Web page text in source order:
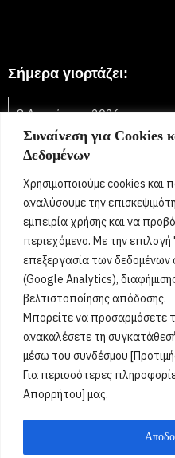
Συναίνεση για Cookies
Δεδομένων
Χρησιμοποιούμε cookies και
αναλύσουμε την
εμπειρία χρήσης και να
περιεχόμενο. Με την
επεξεργασία των
(Google Analytics),
βελτιστοποίησης απόδοσης.
Μπορείτε να προσαρμόσετε
ανακαλέσετε τη
μέσω του συνδέσμου
Για περισσότερες
Απορρήτου] μας.
Σήμερα γιορτάζει:
8 Αυγούστου 2026
Τριανταφυλλιά, Φύλλη,
Τριανταφυλλένια,
Τριαντάφυλλος,
Τριανταφυλλένιος,
Όροι Χρήσης
Πολιτική Ορθής Χρήσης
Email : info@acharnestimes.gr